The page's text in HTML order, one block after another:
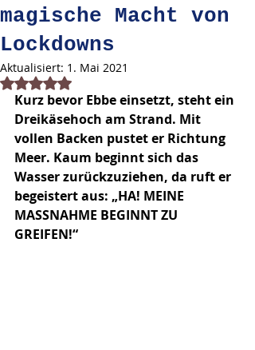
magische Macht von
Lockdowns
Aktualisiert: 1. Mai 2021
Mit NaN von 5 Sternen bewertet.
Kurz bevor Ebbe einsetzt, steht ein
Dreikäsehoch am Strand. Mit
vollen Backen pustet er Richtung
Meer. Kaum beginnt sich das
Wasser zurückzuziehen, da ruft er
begeistert aus: „HA! MEINE
MASSNAHME BEGINNT ZU
GREIFEN!“